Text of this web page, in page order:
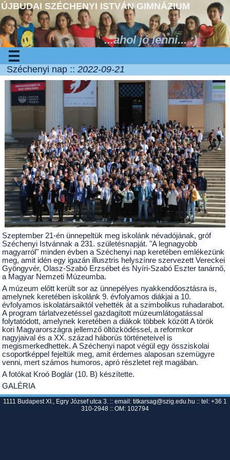
ÚJBUDAI SZÉCHENYI ISTVÁN GIMNÁZIUM
...ahol jó lenni... :)
Széchenyi nap ::2022-09-21
Szeptember 21-én ünnepeltük meg iskolánk névadójának, gróf
Széchenyi Istvánnak a 231. születésnapját. "A legnagyobb
magyarról" minden évben a Széchenyi nap keretében emlékezünk
meg, amit idén egy igazán illusztris helyszínre szervezett Vereckei
Gyöngyvér, Olasz-Szabó Erzsébet és Nyíri-Szabó Eszter tanárnő,
a Magyar Nemzeti Múzeumba.
A múzeum előtt került sor az ünnepélyes nyakkendőosztásra is,
amelynek keretében iskolánk 9. évfolyamos diákjai a 10.
évfolyamos iskolatársaiktól vehették át a szimbolikus ruhadarabot.
A program tárlatvezetéssel gazdagított múzeumlátogatással
folytatódott, amelynek keretében a diákok többek között A török
kori Magyarországra jellemző öltözködéssel, a reformkor
nagyjaival és a XX. század háborús történeteivel is
megismerkedhettek. A Széchenyi napot végül egy össziskolai
csoportképpel fejeltük meg, amit érdemes alaposan szemügyre
venni, mert számos humoros, apró részletet rejt magában.
A fotókat Kroó Boglár (10. B) készítette.
GALÉRIA
1111 Budapest XI., Egry József utca 3. :: email: titkarsag@szig.edu.hu :: tel: +36 1
310-2948 :: OM: 102794